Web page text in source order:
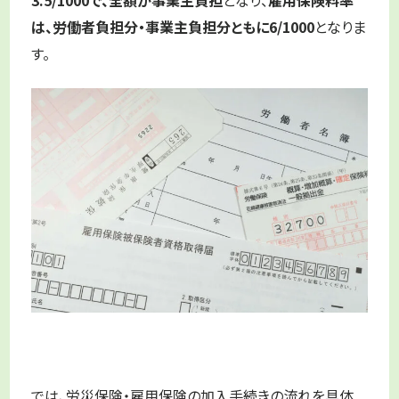
は、労働者負担分・事業主負担分ともに6/1000となりま
す。